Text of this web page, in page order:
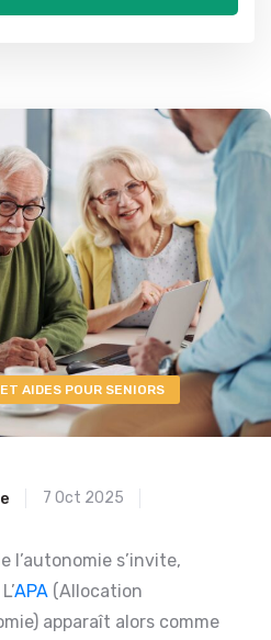
AIDES POUR SENIORS
7 Oct 2025
l’autonomie s’invite,
APA (Allocation
apparaît alors comme